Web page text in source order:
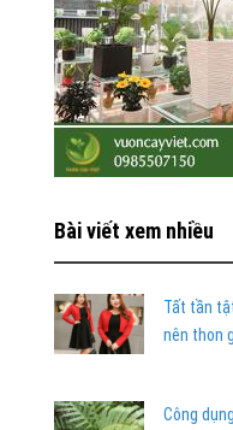
Bài viết xem nhiều
Tất tần
nên thon
Công